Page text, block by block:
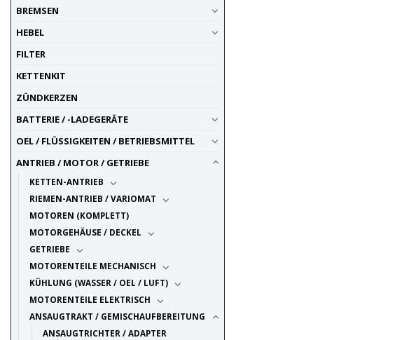
BREMSEN
HEBEL
FILTER
KETTENKIT
ZÜNDKERZEN
BATTERIE / -LADEGERÄTE
OEL / FLÜSSIGKEITEN / BETRIEBSMITTEL
ANTRIEB / MOTOR / GETRIEBE
KETTEN-ANTRIEB
RIEMEN-ANTRIEB / VARIOMAT
MOTOREN (KOMPLETT)
MOTORGEHÄUSE / DECKEL
GETRIEBE
MOTORENTEILE MECHANISCH
KÜHLUNG (WASSER / OEL / LUFT)
MOTORENTEILE ELEKTRISCH
ANSAUGTRAKT / GEMISCHAUFBEREITUNG
ANSAUGTRICHTER / ADAPTER